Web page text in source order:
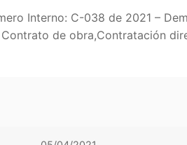
Interno: C-038 de 2021 –
Contrato de obra,Contratación